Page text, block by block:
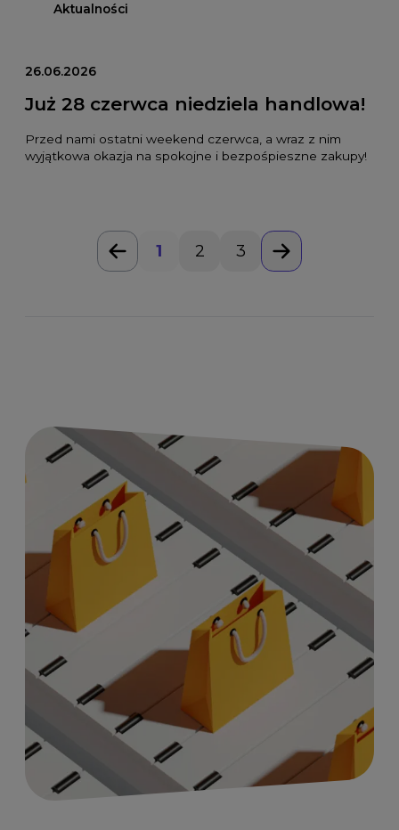
Aktualności
26.06.2026
Już 28 czerwca niedziela handlowa!
Przed nami ostatni weekend czerwca, a wraz z nim
wyjątkowa okazja na spokojne i bezpośpieszne zakupy!
1 2 3